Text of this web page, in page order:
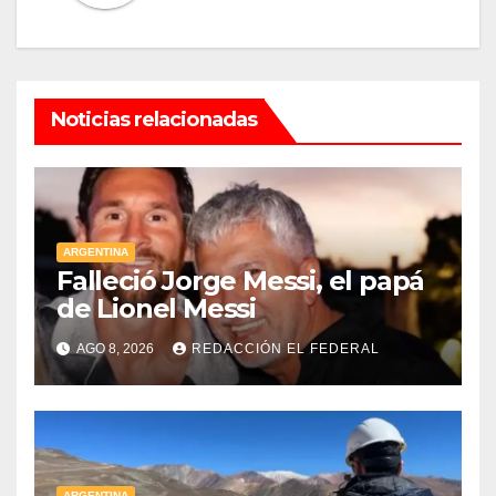
Noticias relacionadas
ARGENTINA
Falleció Jorge Messi, el papá
de Lionel Messi
AGO 8, 2026 REDACCIÓN EL FEDERAL